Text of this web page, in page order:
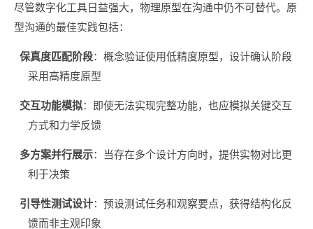
尽管数字化工具日益强大，物理原型在沟通中仍不可替代。原
型沟通的最佳实践包括：
保真度匹配阶段：概念验证使用低精度原型，设计确认阶段
采用高精度原型
交互功能模拟：即使无法实现完整功能，也应模拟关键交互
方式和力学反馈
多方案并行展示：当存在多个设计方向时，提供实物对比更
利于决策
引导性测试设计：预设测试任务和观察要点，获得结构化反
馈而非主观印象